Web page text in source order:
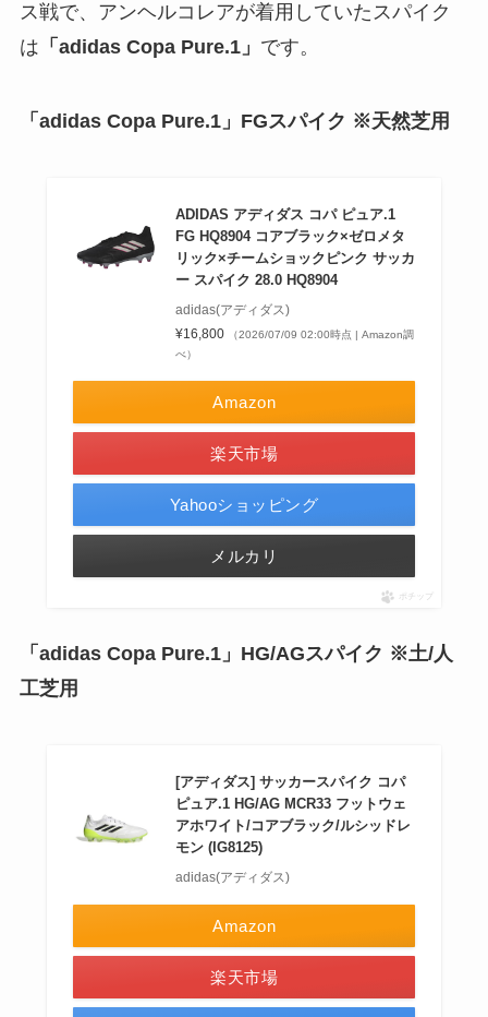
ス戦で、アンヘルコレアが着用していたスパイク
は 「adidas Copa Pure.1」 です。
「adidas Copa Pure.1」FGスパイク ※天然芝用
ADIDAS アディダス コパ ピュア.1
FG HQ8904 コアブラック×ゼロメタ
リック×チームショックピンク サッカ
ー スパイク 28.0 HQ8904
adidas(アディダス)
¥16,800
（2026/07/09 02:00時点 | Amazon調
べ）
Amazon
楽天市場
Yahooショッピング
メルカリ
ポチップ
「adidas Copa Pure.1」HG/AGスパイク ※土/人
工芝用
[アディダス] サッカースパイク コパ
ピュア.1 HG/AG MCR33 フットウェ
アホワイト/コアブラック/ルシッドレ
モン (IG8125)
adidas(アディダス)
Amazon
楽天市場